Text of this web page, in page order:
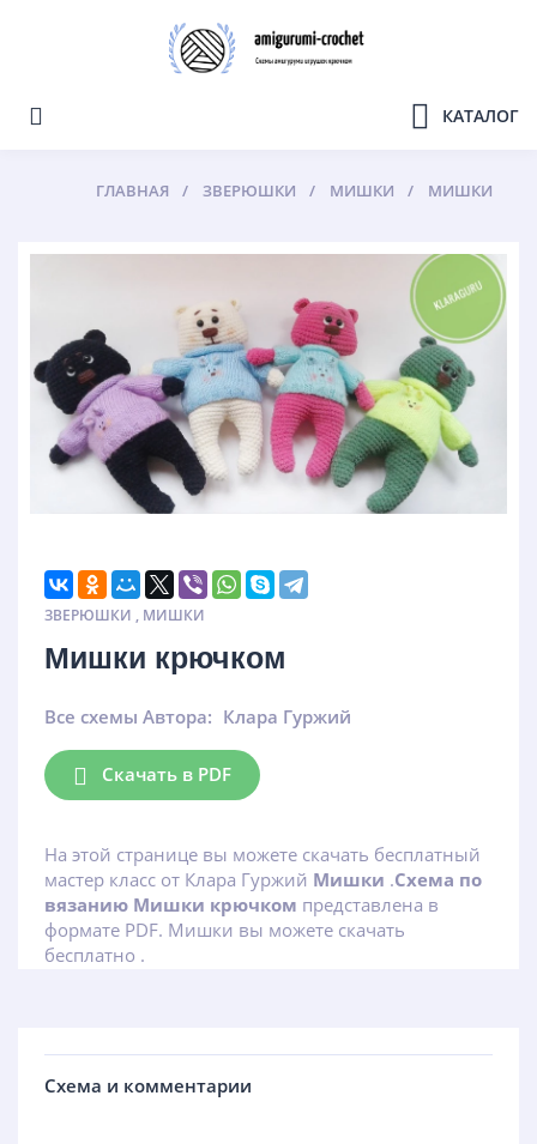
КАТАЛОГ
ГЛАВНАЯ ЗВЕРЮШКИ МИШКИ МИШКИ
ЗВЕРЮШКИ , МИШКИ
Мишки крючком
Все схемы Автора: Клара Гуржий
Скачать в PDF
На этой странице вы можете скачать бесплатный
мастер класс от Клара Гуржий Мишки .Схема по
вязанию Мишки крючком представлена в
формате PDF. Мишки вы можете скачать
бесплатно .
Схема и комментарии